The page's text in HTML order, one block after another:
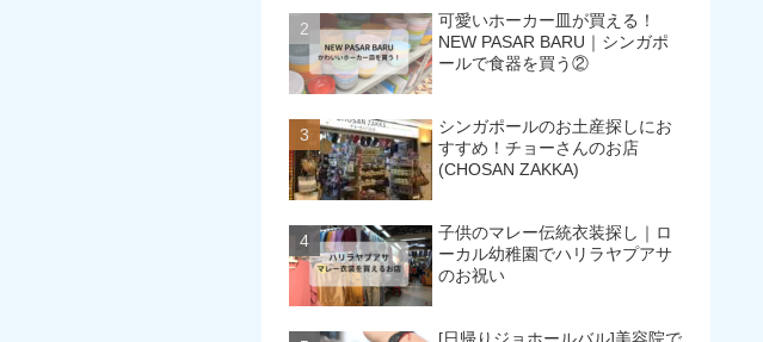
可愛いホーカー皿が買える！
NEW PASAR BARU｜シンガポ
ールで食器を買う②
シンガポールのお土産探しにお
すすめ！チョーさんのお店
(CHOSAN ZAKKA)
子供のマレー伝統衣装探し｜ロ
ーカル幼稚園でハリラヤプアサ
のお祝い